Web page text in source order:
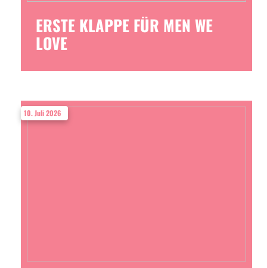
ERSTE KLAPPE FÜR MEN WE
LOVE
10. Juli 2026